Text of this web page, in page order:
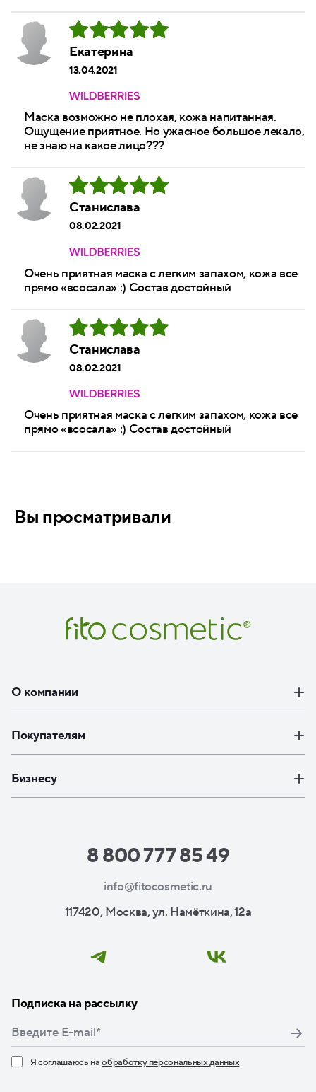
Екатерина
13.04.2021
Маска возможно не плохая, кожа напитанная.
Ощущение приятное. Но ужасное большое лекало,
не знаю на какое лицо???
Станислава
08.02.2021
Очень приятная маска с легким запахом, кожа все
прямо «всосала» :) Состав достойный
Станислава
08.02.2021
Очень приятная маска с легким запахом, кожа все
прямо «всосала» :) Состав достойный
Вы просматривали
О компании
Покупателям
Бизнесу
8 800 777 85 49
info@fitocosmetic.ru
117420, Москва, ул. Намёткина, 12а
Подписка на рассылку
Я соглашаюсь наобработку персональных данных